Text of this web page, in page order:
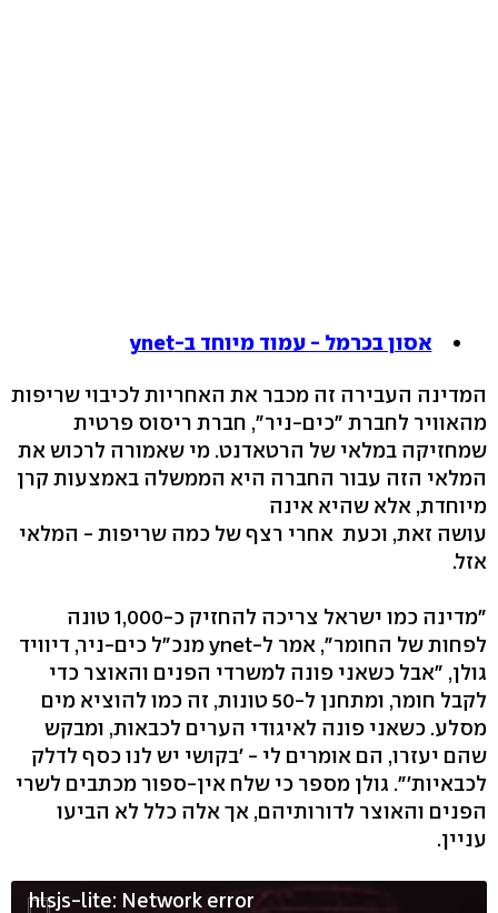
אסון בכרמל - עמוד מיוחד ב-ynet
המדינה העבירה זה מכבר את האחריות לכיבוי שריפות
מהאוויר לחברת "כים-ניר", חברת ריסוס פרטית
שמחזיקה במלאי של הרטאדנט. מי שאמורה לרכוש את
המלאי הזה עבור החברה היא הממשלה באמצעות קרן
מיוחדת, אלא שהיא אינה
עושה זאת, וכעת אחרי רצף של כמה שריפות - המלאי
אזל.
"מדינה כמו ישראל צריכה להחזיק כ-1,000 טונה
לפחות של החומר", אמר ל-ynet מנכ"ל כים-ניר, דיוויד
גולן, "אבל כשאני פונה למשרדי הפנים והאוצר כדי
לקבל חומר, ומתחנן ל-50 טונות, זה כמו להוציא מים
מסלע. כשאני פונה לאיגודי הערים לכבאות, ומבקש
שהם יעזרו, הם אומרים לי - 'בקושי יש לנו כסף לדלק
לכבאיות'". גולן מספר כי שלח אין-ספור מכתבים לשרי
הפנים והאוצר לדורותיהם, אך אלה כלל לא הביעו
עניין.
hlsjs-lite: Network error